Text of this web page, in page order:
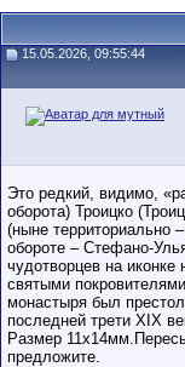
15.05.2026, 09:55:44
Это редкий, видимо,
оборота) Троицко
(ныне территориально
обороте – Стефано-
чудотворцев на
святыми
монастыря был
последней трети XIX
Размер
предложите.